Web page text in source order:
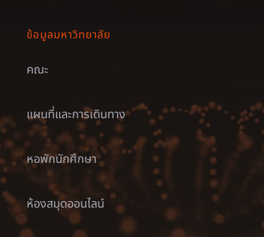
ข้อมูลมหาวิทยาลัย
คณะ
แผนที่และการเดินทาง
หอพักนักศึกษา
ห้องสมุดออนไลน์